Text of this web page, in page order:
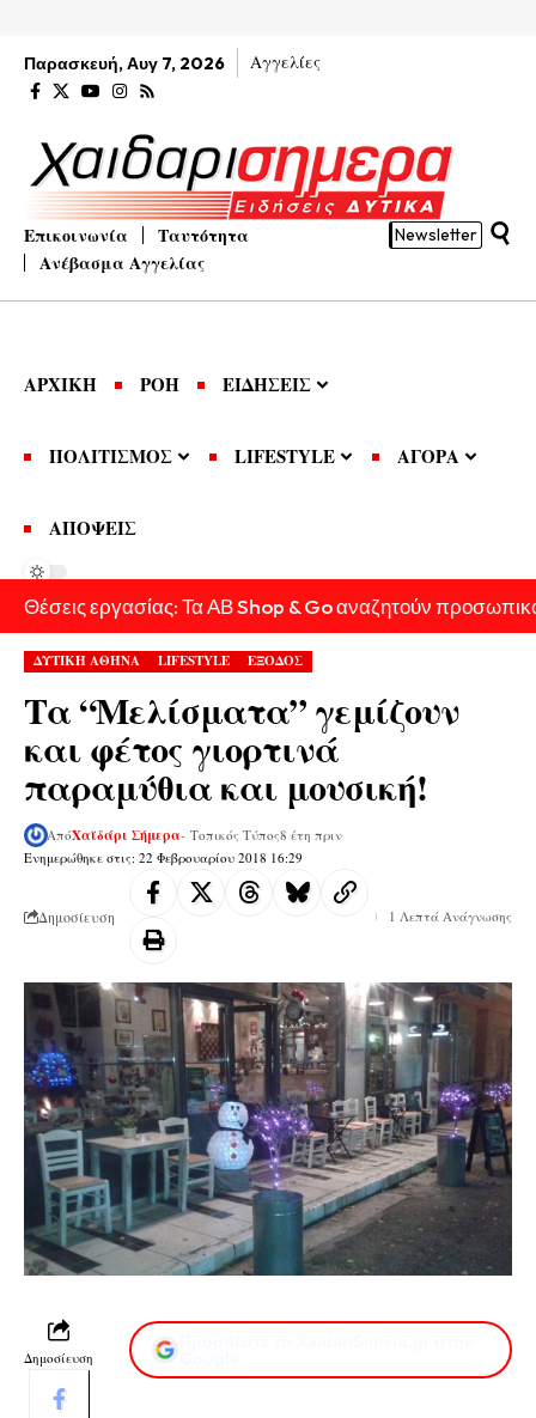
Παρασκευή, Αυγ 7, 2026 Αγγελίες
Επικοινωνία
Ταυτότητα
Ανέβασμα Αγγελίας
Newsletter
ΑΡΧΙΚΗ ΡΟΗ ΕΙΔΗΣΕΙΣ
ΠΟΛΙΤΙΣΜΟΣ LIFESTYLE ΑΓΟΡΑ
ΑΠΟΨΕΙΣ
Θέσεις εργασίας: Τα ΑΒ Shop & Go αναζητούν
ΔΥΤΙΚΗ ΑΘΗΝΑ LIFESTYLE ΕΞΟΔΟΣ
Τα “Μελίσματα” γεμίζουν
και φέτος γιορτινά
παραμύθια και μουσική!
Ενημερώθηκε στις: 22 Φεβρουαρίου 2018 16:29
ΑπόΧαϊδάρι Σήμερα- Τοπικός Τύπος8 έτη πριν
Δημοσίευση 1 Λεπτά Ανάγνωσης
Δημοσίευση